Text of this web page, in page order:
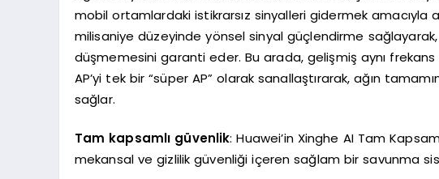
mobil ortamlardaki istikrarsız sinyalleri gidermek amacıyla
milisaniye düzeyinde yönsel sinyal güçlendirme sağlayarak,
düşmemesini garanti eder. Bu arada, gelişmiş aynı frekans
AP’yi tek bir “süper AP” olarak sanallaştırarak, ağın
sağlar.
Tam kapsamlı güvenlik: Huawei’in Xinghe AI Tam
mekansal ve gizlilik güvenliği içeren sağlam bir savunma